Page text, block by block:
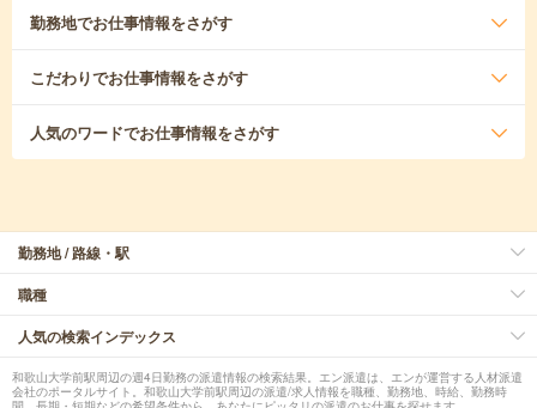
勤務地でお仕事情報をさがす
こだわりでお仕事情報をさがす
人気のワードでお仕事情報をさがす
勤務地 / 路線・駅
職種
人気の検索インデックス
和歌山大学前駅周辺の週4日勤務の派遣情報の検索結果。エン派遣は、エンが運営する人材派遣
会社のポータルサイト。和歌山大学前駅周辺の派遣/求人情報を職種、勤務地、時給、勤務時